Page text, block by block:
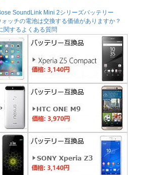
SoundLink Mini 2シリーズバッテリー
ッチの電池は交換する価値がありますか？
関するよくある質問